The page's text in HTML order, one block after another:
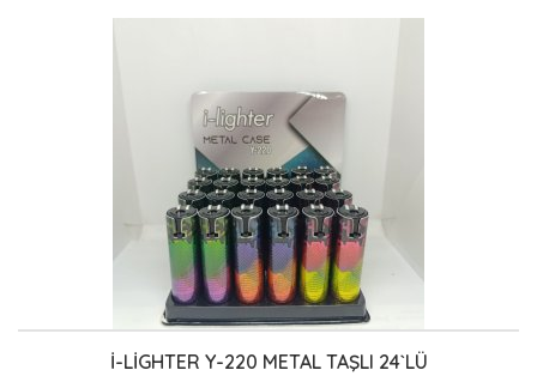
İ-LİGHTER Y-220 METAL TAŞLI 24`LÜ